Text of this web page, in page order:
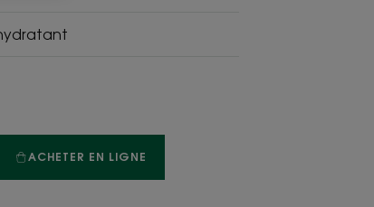
ACHETER EN LIGNE